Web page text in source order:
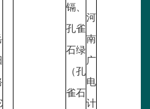
镉、
孔雀
石绿
（孔
雀石
河
南
广
电
计